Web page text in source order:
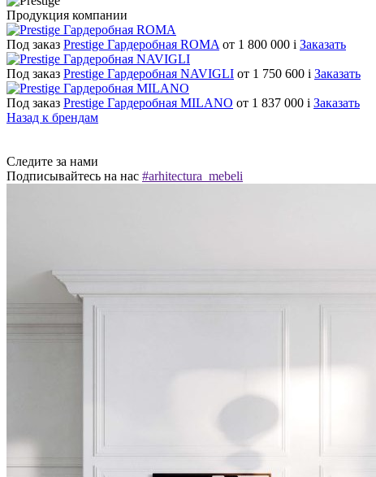
Продукция компании
Под заказ Prestige Гардеробная ROMA от 1 800 000 i Заказать
Под заказ Prestige Гардеробная NAVIGLI от 1 750 600 i Заказать
Под заказ Prestige Гардеробная MILANO от 1 837 000 i Заказать
Назад к брендам
Следите за нами
Подписывайтесь на нас #arhitectura_mebeli